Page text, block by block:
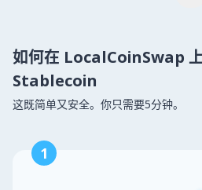
如何在 LocalCoinSwap
Stablecoin
这既简单又安全。你只需要5分钟。
1